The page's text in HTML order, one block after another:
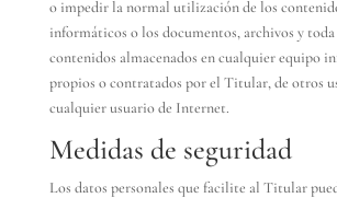
o impedir la normal utilización de los
informáticos o los documentos, archivos y toda
contenidos almacenados en cualquier equipo
propios o contratados por el Titular, de otros
cualquier usuario de Internet.
Medidas de seguridad
Los datos personales que facilite al Titular